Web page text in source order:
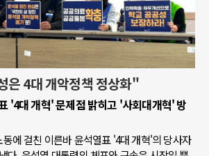
은 4대 개악정책 정상화"
'4대 개혁' 문제점 밝히고 '사회대개혁' 방
에 걸친 이른바 윤석열표 '4대 개혁'의 당사자